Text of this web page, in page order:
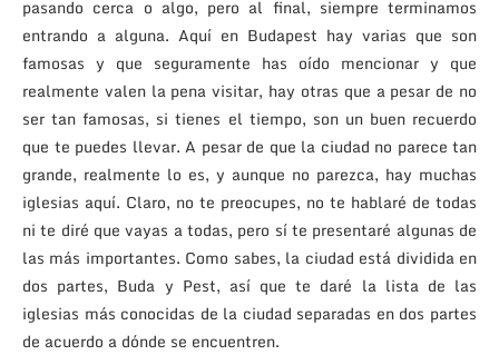
pasando cerca o algo, pero al final, siempre terminamos
entrando a alguna. Aquí en Budapest hay varias que son
famosas y que seguramente has oído mencionar y que
realmente valen la pena visitar, hay otras que a pesar de no
ser tan famosas, si tienes el tiempo, son un buen recuerdo
que te puedes llevar. A pesar de que la ciudad no parece tan
grande, realmente lo es, y aunque no parezca, hay muchas
iglesias aquí. Claro, no te preocupes, no te hablaré de todas
ni te diré que vayas a todas, pero sí te presentaré algunas de
las más importantes. Como sabes, la ciudad está dividida en
dos partes, Buda y Pest, así que te daré la lista de las
iglesias más conocidas de la ciudad separadas en dos partes
de acuerdo a dónde se encuentren.